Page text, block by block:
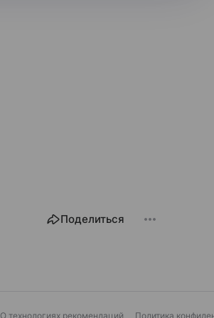
Поделиться
О технологиях рекомендаций Политика